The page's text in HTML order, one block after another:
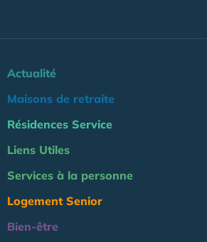
Actualité
Maisons de retraite
Résidences Service
Liens Utiles
Services à la personne
Logement Senior
Bien-être